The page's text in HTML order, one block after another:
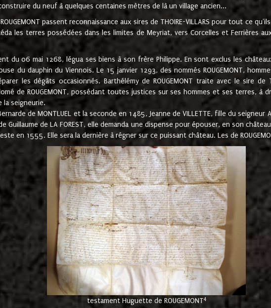
du neuf à quelques centaines mètres de là un village ancien...
passent reconnaissance aux sires de THOIRE-VILLARS pour tout ce
les terres possédées dans les limites de Meyriat, vers Corcelles et Ferrières
du 06 mai 1268, légua ses biens à son frère Philippe. En sont exclus les
du dauphin du Viennois. Le 15 janvier 1293, des nommés ROUGEMONT,
les dégâts occasionnés. Barthélémy de ROUGEMONT traite avec le sire
de ROUGEMONT, possédant toutes justices sur ses hommes et ses terres, à
seigneurie.
de MONTLUEL et la seconde en 1485, Jeanne de VILLETTE, fille du
Guillaume de LA FOREST, elle demanda une dispense pour épouser, en son
en 1555. Elle sera la dernière à régner sur ce puissant château. Les de
testament Huguette de ROUGEMONT4